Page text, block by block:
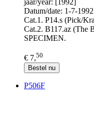
jaar/year: [1992]
Datum/date: 1-7-1992
Cat.1. P14.s (Pick/
Cat.2. B117.az (The
SPECIMEN.
€ 7,50
Bestel nu
P506F